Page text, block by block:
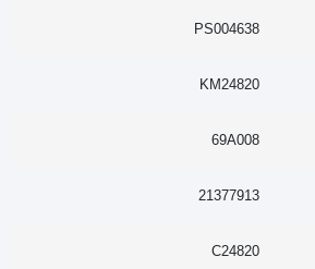
PS004638
KM24820
69A008
21377913
C24820